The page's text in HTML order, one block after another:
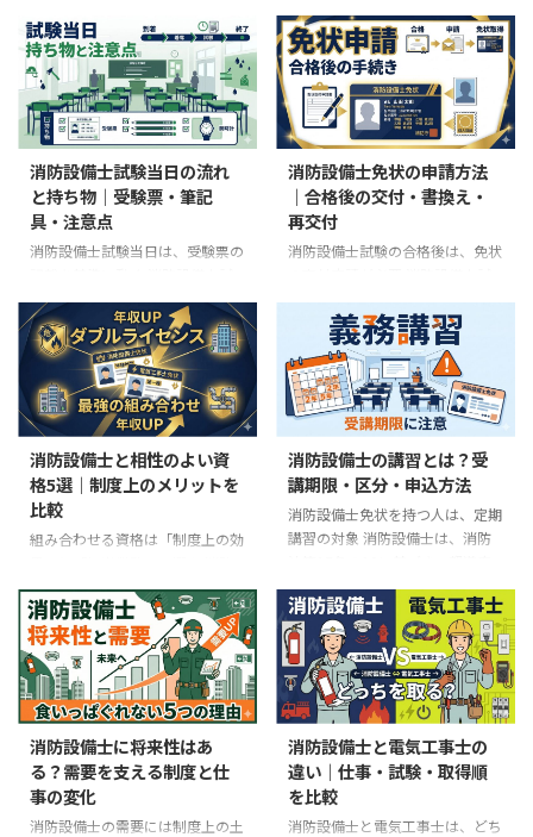
る5項目 受験する類と、甲種・乙
種の区分が合っているか 筆記だ
けで ...
等による記述式の実技を早い段階
から練習する。 独学で解決で ...
研究センターが過去に出題された
問題の一部を公開しています。甲
種用と乙種用のPDFがあり、筆記
だけでなく鑑別等・製図の問題と
解答も確認できます。 ただし、
公開されているのは過去の全問題
ではありません。公式ページも、
消防設備士として習得すべき知
識・技能の目安を示すために、一
部を公開するものと説明していま
を確認する 市販問題集で、受験
する類の範囲を繰り返し練習 ...
備士試験の「実技」は、実際に消
火器を操作したり、設備を取り付
けたりする試験ではありません。
消防試験研究センターは、実技試
験を写真・イラスト・図面等によ
る記述式と案内しています。機器
や部品の名称、働き、理由、計算
式、図面への記入などを、問題の
指示に従って答えます。 実技試験
の要点 甲種第1～5類は、鑑別等5
問と製図2問 乙種第1～7類は、鑑
実技60％以上が必要 各問題の配
点や部分点は公式 ...
消防設備士試験当日の流れ
と持ち物｜受験票・筆記
具・注意点
消防設備士試験当日は、受験票の
験の集合時刻、試験開始時刻、会
場、持ち物の細かな扱いは、受験
地や試験回によって異なります。
まず確認するのは、一般的な体験
談ではなく、自分の受験票と受験
する支部の最新試験案内です。
この記事で確認できること 前日
までに確認する受験票の項目 試
験当日に必要な持ち物と、使用で
きない物 会場到着から試験終了
までの基本的な流れ 甲種・乙
令和8年度の東京試験案内では、
集合時刻までに着席し、試験開始
前 ...
消防設備士免状の申請方法
｜合格後の交付・書換え・
再交付
消防設備士試験の合格後は、免状
験に合格しても、免状は自動では
交付されません。試験結果通知書
と免状交付申請書を確認し、必要
書類と手数料をそろえて申請しま
す。 最初に押さえる4点 申請先
は、原則として受験した道府県の
消防試験研究センター支部 新規
交付手数料は1種類につき2,900
円 手数料の納付方法は都道府県
によって異なる 免状交付後も、
写真書換えと消防設備士講習の期
ます。必要な封筒、切手、納付方
法、申請期限、交付予定日 ...
消防設備士と相性のよい資
格5選｜制度上のメリットを
比較
組み合わせる資格は「制度上の効
設備士と別の資格を組み合わせる
ときは、資格の数ではなく、担当
したい仕事に必要な法定資格か、
消防設備士試験の受験資格・科目
免除に使えるかで選ぶことが大切
です。 資格を2つ持つだけで給与
や手当が自動的に上がるわけでは
ありません。給与、手当、担当範
囲は勤務先ごとに異なるため、こ
の記事では公的な資格制度で確認
できる違いに絞って比較します。
消防設備士の講習とは？受
講期限・区分・申込方法
消防設備士免状を持つ人は、定期
講習の対象 消防設備士は、消防
県知事が行う「工事整備対象設備
等の工事又は整備に関する講習」
を定期的に受ける必要がありま
す。一般に「消防設備士講習」
「法定講習」「義務講習」と呼ば
れる講習です。 受講義務は、現
在、消防用設備等の工事・整備・
点検の業務に従事しているかどう
かにかかわらず、消防設備士免状
を持つ人に適用されます。 最初
に押さえる5点 初回は、免状交付
消防設備士に将来性はあ
る？需要を支える制度と仕
事の変化
消防設備士の需要には制度上の土
消防設備士と電気工事士の
違い｜仕事・試験・取得順
を比較
消防設備士と電気工事士は、どち